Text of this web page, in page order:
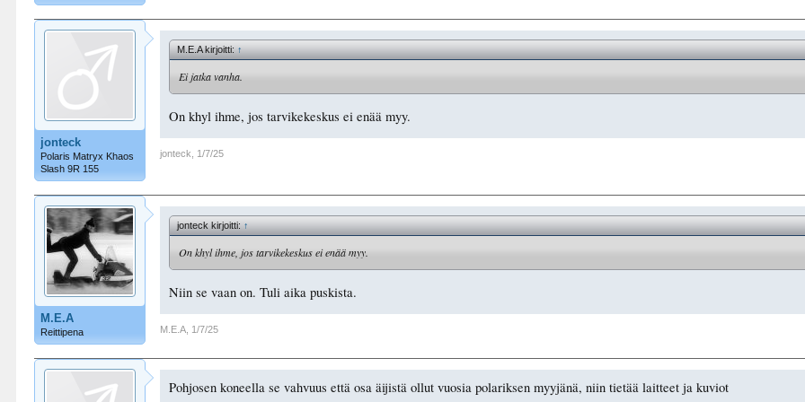
jonteck
Polaris Matryx Khaos
Slash 9R 155
M.E.A kirjoitti:↑
Ei jatka vanha.
On khyl ihme, jos tarvikekeskus ei enää myy.
jonteck 1/7/25
M.E.A
Reittipena
jonteck kirjoitti:↑
On khyl ihme, jos tarvikekeskus ei enää myy.
Niin se vaan on. Tuli aika puskista.
M.E.A 1/7/25
Pohjosen koneella se vahvuus että osa äijistä ollut vuosia polariksen myyjänä, niin tietää laitteet ja kuviot